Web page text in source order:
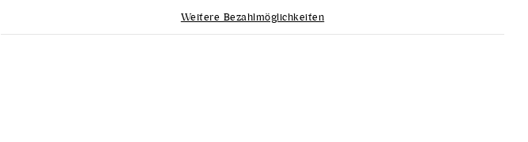
Weitere Bezahlmöglichkeiten